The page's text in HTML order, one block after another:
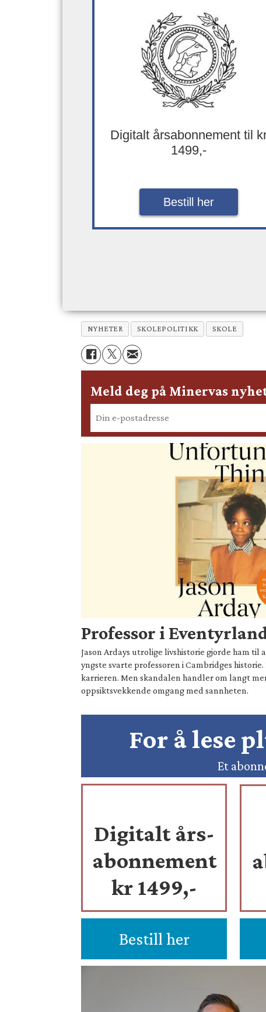
Digitalt årsabonnement til
1499,-
Bestill her
NYHETER SKOLEPOLITIKK SKOLE
Meld deg på Minervas
Professor i
Jason Ardays utrolige livshistorie gjorde ham til
yngste svarte professoren i Cambridges
karrieren. Men skandalen handler om langt
oppsiktsvekkende omgang med sannheten.
For å lese
Et
Digitalt års-
abonnement
kr 1499,-
Bestill her